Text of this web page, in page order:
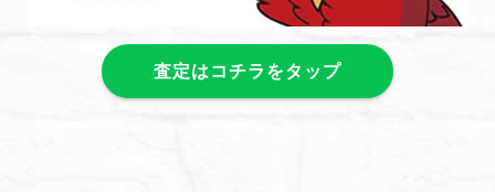
査定はコチラをタップ